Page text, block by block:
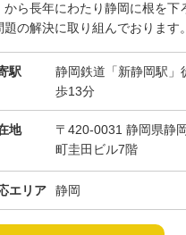
から長年にわたり静岡に根を下
題の解決に取り組んでおります
駅
静岡鉄道「新静岡駅」
歩13分
地
〒420-0031 静岡県静
町圭田ビル7階
エリア 静岡